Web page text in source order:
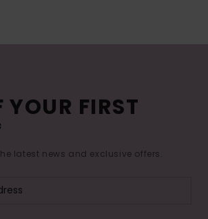
YOUR FIRST
latest news and exclusive offers.